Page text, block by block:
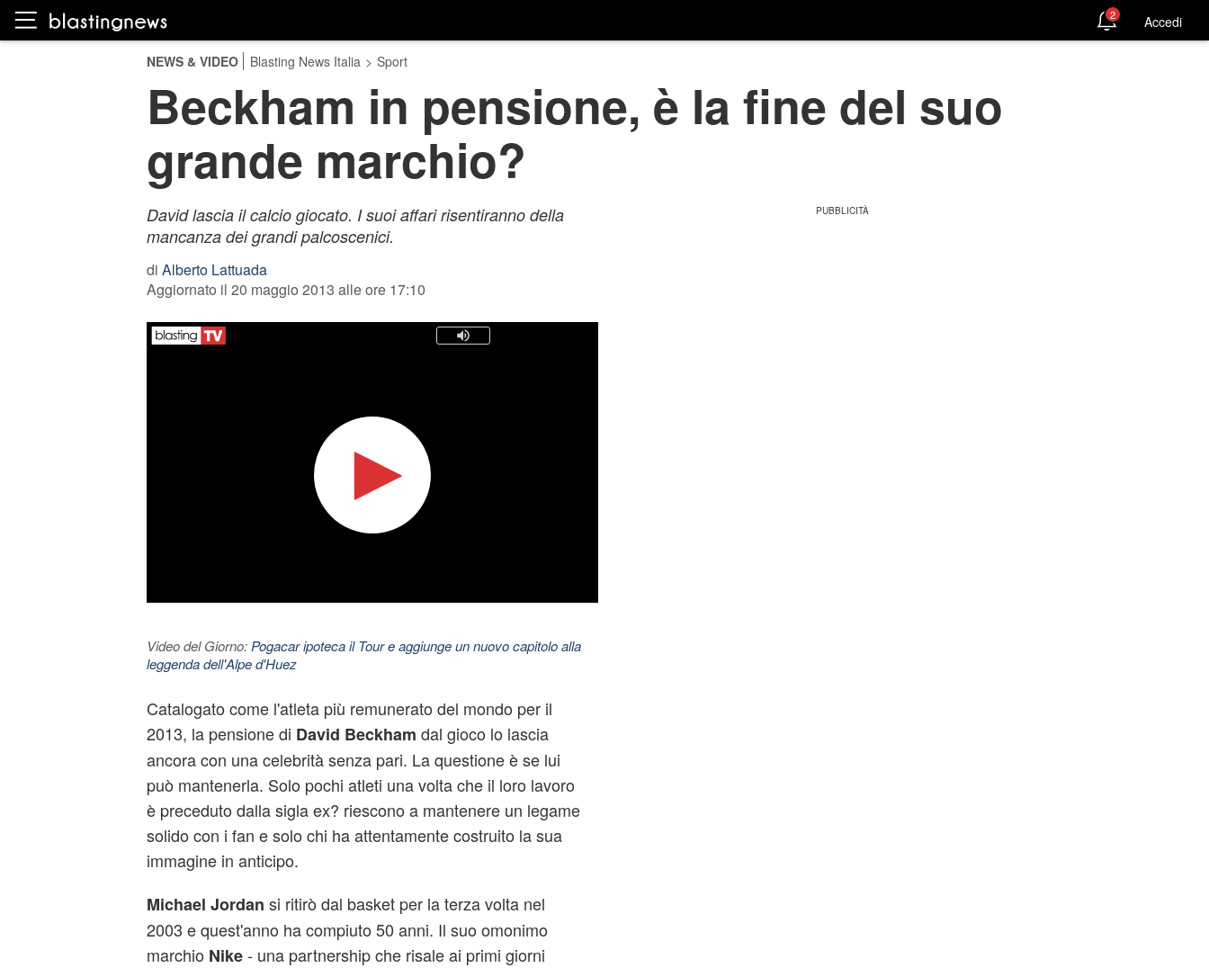
2 Accedi
NEWS & VIDEO Blasting News Italia > Sport
Beckham in pensione, è la fine del suo
grande marchio?
David lascia il calcio giocato. I suoi affari risentiranno della
mancanza dei grandi palcoscenici.
di Alberto Lattuada
Aggiornato il 20 maggio 2013 alle ore 17:10
Video del Giorno: Pogacar ipoteca il Tour e aggiunge un nuovo capitolo alla
leggenda dell'Alpe d'Huez
Catalogato come l'atleta più remunerato del mondo per il
2013, la pensione di David Beckham dal gioco lo lascia
ancora con una celebrità senza pari. La questione è se lui
può mantenerla. Solo pochi atleti una volta che il loro lavoro
è preceduto dalla sigla ex? riescono a mantenere un legame
solido con i fan e solo chi ha attentamente costruito la sua
immagine in anticipo.
Michael Jordan si ritirò dal basket per la terza volta nel
2003 e quest'anno ha compiuto 50 anni. Il suo omonimo
marchio Nike- una partnership che risale ai primi giorni